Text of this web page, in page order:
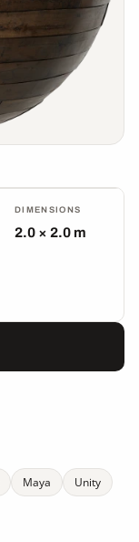
DIMENSIONS
2.0 × 2.0 m
Maya
Unity